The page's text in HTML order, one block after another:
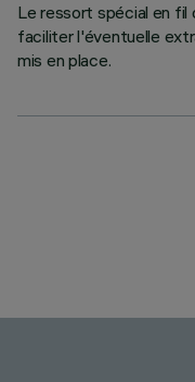
Le ressort spécial en fil
faciliter l'éventuelle
mis en place.